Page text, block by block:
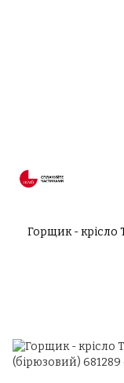
Горщик - крісло